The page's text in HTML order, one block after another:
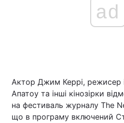
ad
Актор Джим Керрі,
Апатоу та інші кінозірки
на фестиваль журналу The
що в програму включений